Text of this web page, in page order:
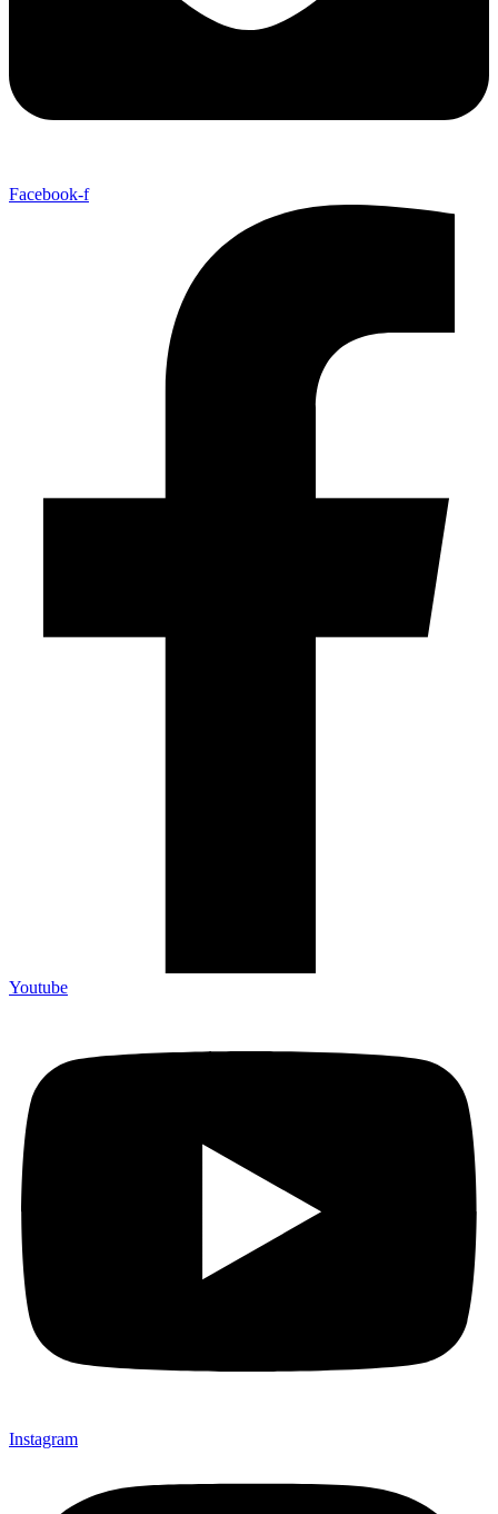
Facebook-f
Youtube
Instagram